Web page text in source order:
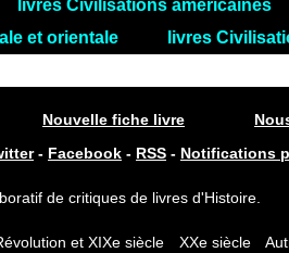
livres Civilisations américaines
et orientale
livres
Nouvelle fiche livre
- Facebook - RSS - Notifications
de critiques de livres d'Histoire.
et XIXe siècle XXe siècle